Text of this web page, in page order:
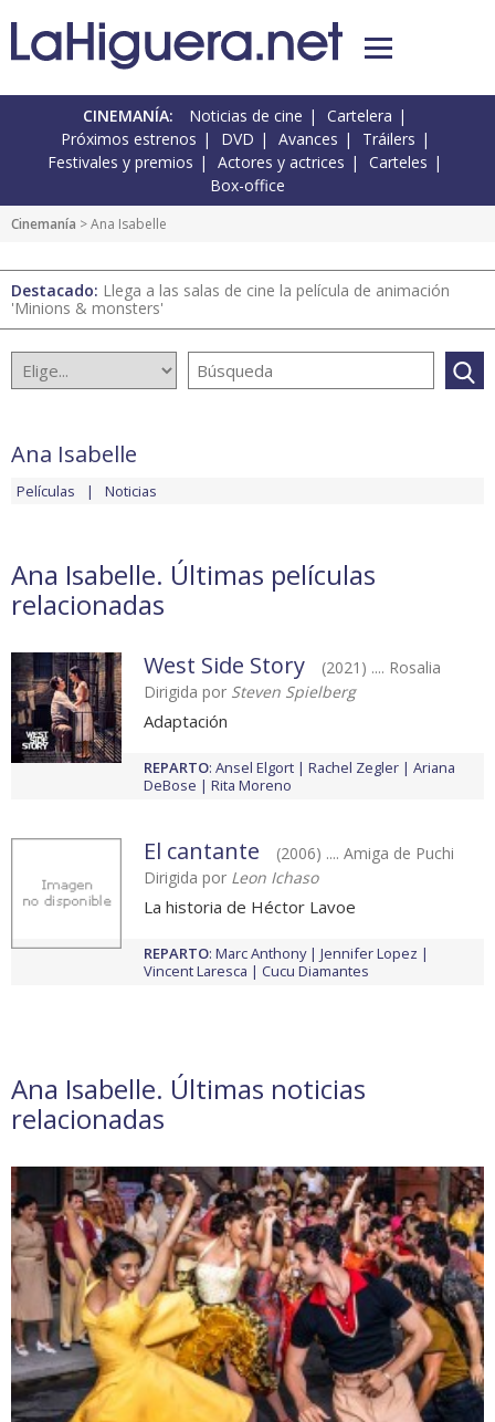
CINEMANÍA: Noticias de cine
Cartelera
Próximos estrenos
DVD Avances
Tráilers
Festivales y premios
Actores y actrices
Carteles
Box-office
Cinemanía > Ana Isabelle
Destacado: Llega a las salas de cine la película de animación
'Minions & monsters'
Ana Isabelle
Películas Noticias
Ana Isabelle. Últimas películas
relacionadas
West Side Story
(2021) .... Rosalia
Dirigida por Steven Spielberg
Adaptación
REPARTO: Ansel Elgort Rachel Zegler
Ariana
DeBose
Rita Moreno
El cantante
(2006) .... Amiga de Puchi
Dirigida por Leon Ichaso
La historia de Héctor Lavoe
REPARTO: Marc Anthony
Jennifer Lopez
Vincent Laresca
Cucu Diamantes
Ana Isabelle. Últimas noticias
relacionadas